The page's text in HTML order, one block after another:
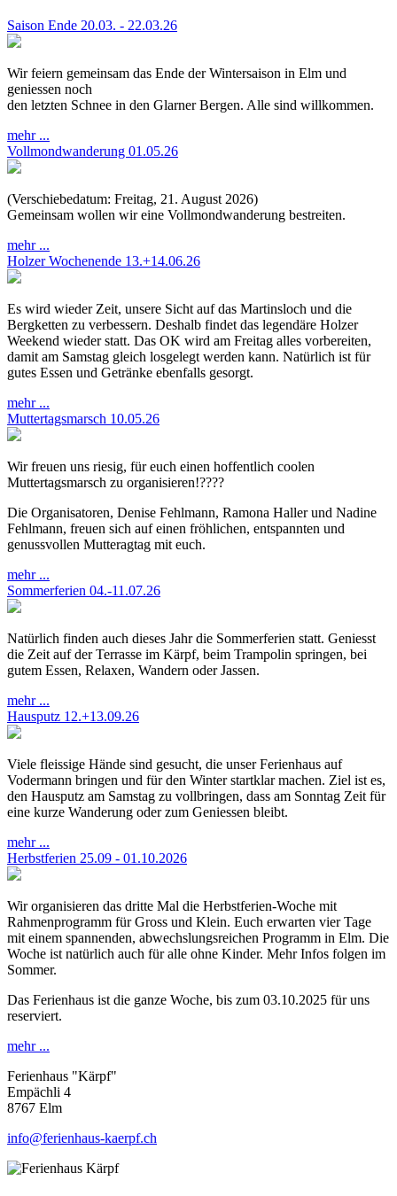
Saison Ende 20.03. - 22.03.26
Wir feiern gemeinsam das Ende der Wintersaison in Elm und
geniessen noch
den letzten Schnee in den Glarner Bergen. Alle sind willkommen.
mehr ...
Vollmondwanderung 01.05.26
(Verschiebedatum: Freitag, 21. August 2026)
Gemeinsam wollen wir eine Vollmondwanderung bestreiten.
mehr ...
Holzer Wochenende 13.+14.06.26
Es wird wieder Zeit, unsere Sicht auf das Martinsloch und die
Bergketten zu verbessern. Deshalb findet das legendäre Holzer
Weekend wieder statt. Das OK wird am Freitag alles vorbereiten,
damit am Samstag gleich losgelegt werden kann. Natürlich ist für
gutes Essen und Getränke ebenfalls gesorgt.
mehr ...
Muttertagsmarsch 10.05.26
Wir freuen uns riesig, für euch einen hoffentlich coolen
Muttertagsmarsch zu organisieren!????
Die Organisatoren, Denise Fehlmann, Ramona Haller und Nadine
Fehlmann, freuen sich auf einen fröhlichen, entspannten und
genussvollen Mutteragtag mit euch.
mehr ...
Sommerferien 04.-11.07.26
Natürlich finden auch dieses Jahr die Sommerferien statt. Geniesst
die Zeit auf der Terrasse im Kärpf, beim Trampolin springen, bei
gutem Essen, Relaxen, Wandern oder Jassen.
mehr ...
Hausputz 12.+13.09.26
Viele fleissige Hände sind gesucht, die unser Ferienhaus auf
Vodermann bringen und für den Winter startklar machen. Ziel ist es,
den Hausputz am Samstag zu vollbringen, dass am Sonntag Zeit für
eine kurze Wanderung oder zum Geniessen bleibt.
mehr ...
Herbstferien 25.09 - 01.10.2026
Wir organisieren das dritte Mal die Herbstferien-Woche mit
Rahmenprogramm für Gross und Klein. Euch erwarten vier Tage
mit einem spannenden, abwechslungsreichen Programm in Elm. Die
Woche ist natürlich auch für alle ohne Kinder. Mehr Infos folgen im
Sommer.
Das Ferienhaus ist die ganze Woche, bis zum 03.10.2025 für uns
reserviert.
mehr ...
Ferienhaus "Kärpf"
Empächli 4
8767 Elm
info@ferienhaus-kaerpf.ch